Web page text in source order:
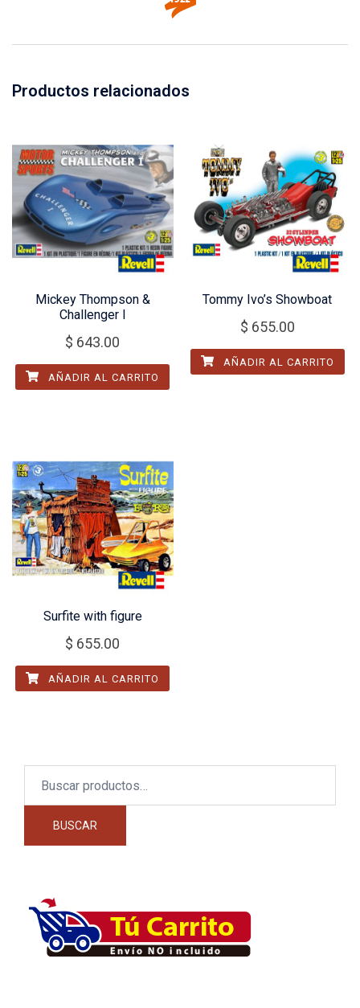
Productos relacionados
Mickey Thompson &
Challenger I
$ 643.00
AÑADIR AL CARRITO
Tommy Ivo’s Showboat
$ 655.00
AÑADIR AL CARRITO
Surfite with figure
$ 655.00
AÑADIR AL CARRITO
BUSCAR